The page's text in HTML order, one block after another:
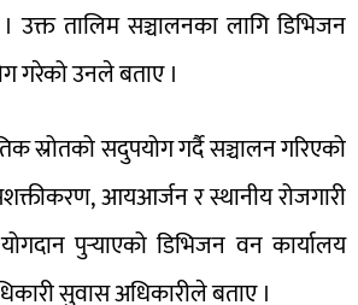
। उक्त तालिम सञ्चालनका लागि डिभिजन
गरेको उनले बताए ।
स्रोतको सदुपयोग गर्दै सञ्चालन गरिएको
आयआर्जन र स्थानीय रोजगारी
योगदान पुर्‍याएको डिभिजन वन कार्यालय
सुवास अधिकारीले बताए ।